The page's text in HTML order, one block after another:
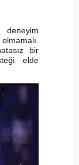
bir
elde